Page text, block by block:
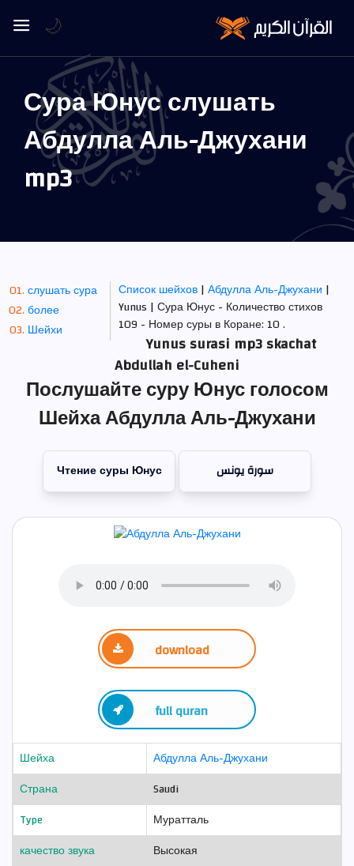
Сура Юнус слушать
Абдулла Аль-Джухани
mp3
слушать сура
более
Шейхи
Список шейхов|Абдулла Аль-Джухани |
Yunus | Сура Юнус - Количество стихов
109 - Номер суры в Коране: 10 .
Yunus surasi mp3 skachat
Abdullah el-Cuheni
Послушайте суру Юнус голосом
Шейха Абдулла Аль-Джухани
Чтение суры Юнус سورة يونس
download
full quran
Шейха
Абдулла Аль-Джухани
Страна
Saudi
Type
Муратталь
качество звука
Высокая
🌙